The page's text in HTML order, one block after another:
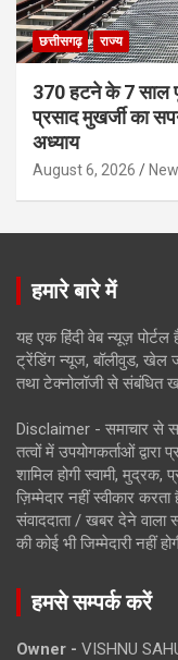
छत्तीसगढ़ राज्य
370 हटने के 7 साल
प्रसाद मुखर्जी का
अध्याय
August 6, 2026
हमारे बारे में
यह एक हिंदी वेब न्यूज़
ट्रेंडिंग न्यूज, बॉलीवुड, खेल
तथा टेक्नोलॉजी से संबंधित
Disclaimer - समाचार से
तत्वों में उपयोगकर्ताओं
शामिल होगी स्वामी,
ज़िम्मेदार नहीं स्वीकार
संवाददाता / खबर देने वाला
की कोई भी जिम्मेदारी नहीं
हमसे सम्पर्क करें
Owner - VISHNU